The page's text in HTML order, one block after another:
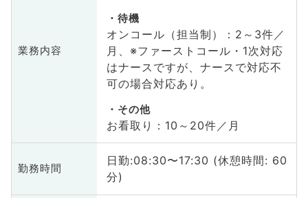
業務内容
待機
オンコール（担当制）：2～3件／
月、※ファーストコール・1次対応
はナースですが、ナースで対応不
可の場合対応あり。
その他
お看取り：10～20件／月
勤務時間
日勤:08:30〜17:30 (休憩時間: 60
分)